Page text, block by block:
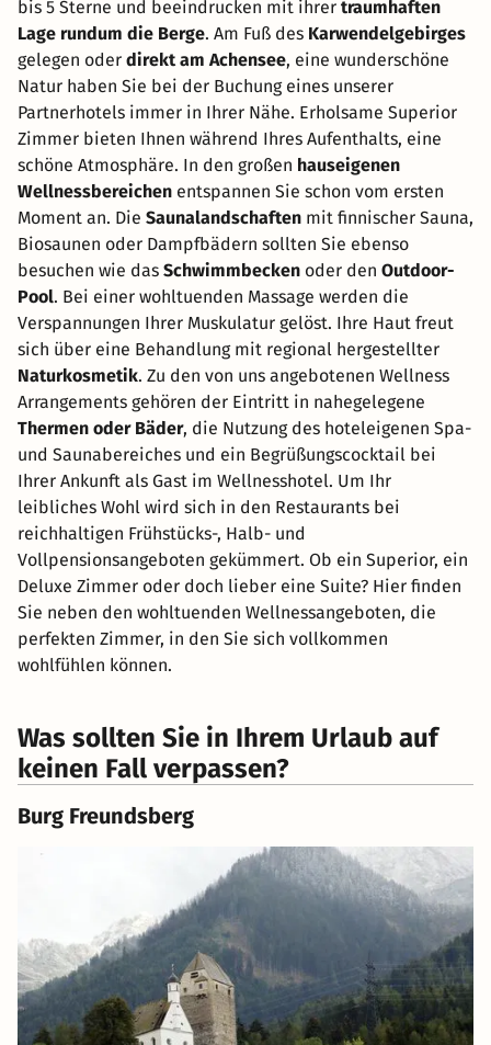
bis 5 Sterne und beeindrucken mit ihrer traumhaften
Lage rundum die Berge. Am Fuß des Karwendelgebirges
gelegen oder direkt am Achensee, eine wunderschöne
Natur haben Sie bei der Buchung eines unserer
Partnerhotels immer in Ihrer Nähe. Erholsame Superior
Zimmer bieten Ihnen während Ihres Aufenthalts, eine
schöne Atmosphäre. In den großen hauseigenen
Wellnessbereichen entspannen Sie schon vom ersten
Moment an. Die Saunalandschaften mit finnischer Sauna,
Biosaunen oder Dampfbädern sollten Sie ebenso
besuchen wie das Schwimmbecken oder den Outdoor-
Pool. Bei einer wohltuenden Massage werden die
Verspannungen Ihrer Muskulatur gelöst. Ihre Haut freut
sich über eine Behandlung mit regional hergestellter
Naturkosmetik. Zu den von uns angebotenen Wellness
Arrangements gehören der Eintritt in nahegelegene
Thermen oder Bäder, die Nutzung des hoteleigenen Spa-
und Saunabereiches und ein Begrüßungscocktail bei
Ihrer Ankunft als Gast im Wellnesshotel. Um Ihr
leibliches Wohl wird sich in den Restaurants bei
reichhaltigen Frühstücks-, Halb- und
Vollpensionsangeboten gekümmert. Ob ein Superior, ein
Deluxe Zimmer oder doch lieber eine Suite? Hier finden
Sie neben den wohltuenden Wellnessangeboten, die
perfekten Zimmer, in den Sie sich vollkommen
wohlfühlen können.
Was sollten Sie in Ihrem Urlaub auf
keinen Fall verpassen?
Burg Freundsberg